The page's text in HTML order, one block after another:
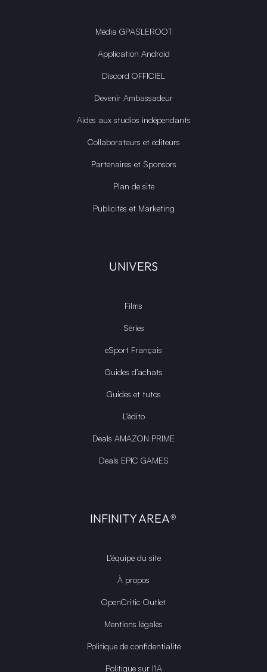
Média GPASLEROOT
Application Android
Discord OFFICIEL
Devenir Ambassadeur
Aides aux studios indépendants
Collaborateurs et éditeurs
Partenaires et Sponsors
Plan de site
Publicités et Marketing
UNIVERS
Films
Séries
eSport Français
Guides d’achats
Guides et tutos
L'édito
Deals AMAZON PRIME
Deals EPIC GAMES
INFINITY AREA®
L'équipe du site
À propos
OpenCritic Outlet
Mentions légales
Politique de confidentialité
Politique sur l'IA